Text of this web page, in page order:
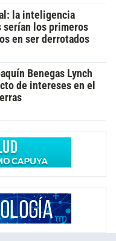
la inteligencia
los primeros
en ser derrotados
Benegas Lynch
de intereses en el